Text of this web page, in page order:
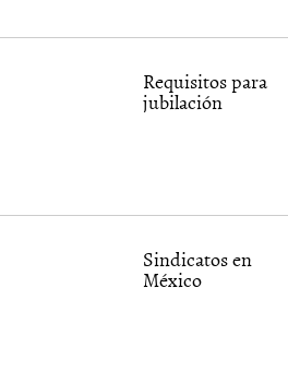
Requisitos para
jubilación
Sindicatos en
México